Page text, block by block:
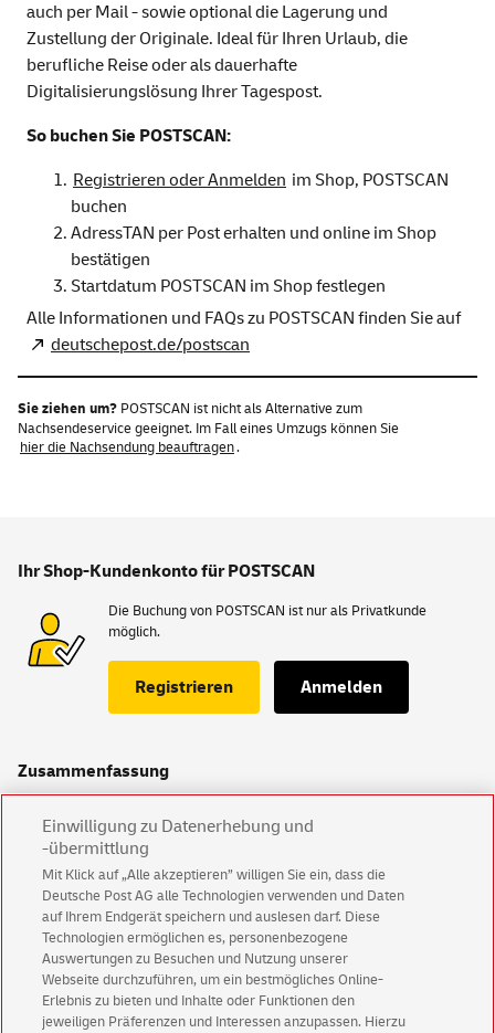
auch per Mail - sowie optional die Lagerung und
Zustellung der Originale. Ideal für Ihren Urlaub, die
berufliche Reise oder als dauerhafte
Digitalisierungslösung Ihrer Tagespost.
So buchen Sie POSTSCAN:
Registrieren oder Anmelden im Shop, POSTSCAN
buchen
AdressTAN per Post erhalten und online im Shop
bestätigen
Startdatum POSTSCAN im Shop festlegen
Alle Informationen und FAQs zu POSTSCAN finden Sie auf
deutschepost.de/postscan
Sie ziehen um? POSTSCAN ist nicht als Alternative zum
Nachsendeservice geeignet. Im Fall eines Umzugs können Sie
hier die Nachsendung beauftragen.
Ihr Shop-Kundenkonto für POSTSCAN
Die Buchung von POSTSCAN ist nur als Privatkunde
möglich.
Registrieren Anmelden
Zusammenfassung
Ohne Zustellung 1 Monat
ohne Zustellung
Speicherdauer 90 Tage
Preis je Monat:
Einwilligung zu Datenerhebung und
-übermittlung
Mit Klick auf „Alle akzeptieren” willigen Sie ein, dass die
Deutsche Post AG alle Technologien verwenden und Daten
auf Ihrem Endgerät speichern und auslesen darf. Diese
Technologien ermöglichen es, personenbezogene
Auswertungen zu Besuchen und Nutzung unserer
Webseite durchzuführen, um ein bestmögliches Online-
Erlebnis zu bieten und Inhalte oder Funktionen den
jeweiligen Präferenzen und Interessen anzupassen. Hierzu